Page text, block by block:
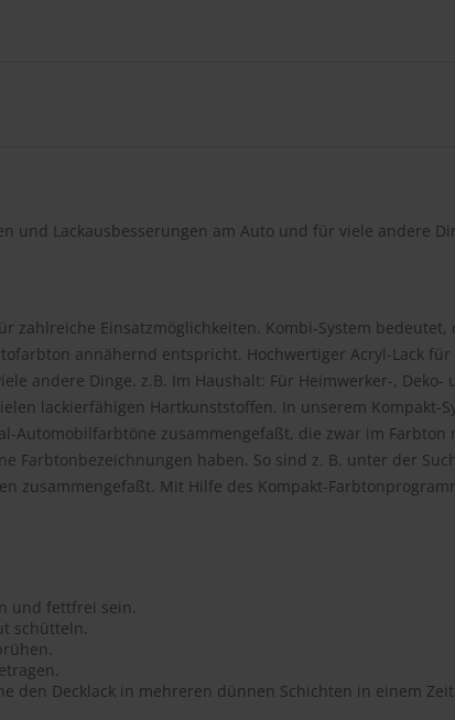
und Lackausbesserungen am Auto und für viele andere
zahlreiche Einsatzmöglichkeiten. Kombi-System
annähernd entspricht. Hochwertiger Acryl-Lack für
andere Dinge. z.B. Im Haushalt: Für Heimwerker-,
lackierfähigen Hartkunststoffen. In unserem Kompakt-
Automobilfarbtöne zusammengefaßt, die zwar im Farbton
Farbtonbezeichnungen haben. So sind z. B. unter der
zusammengefaßt. Mit Hilfe des Kompakt-
und fettfrei sein.
schütteln.
den Decklack in mehreren dünnen Schichten in einem